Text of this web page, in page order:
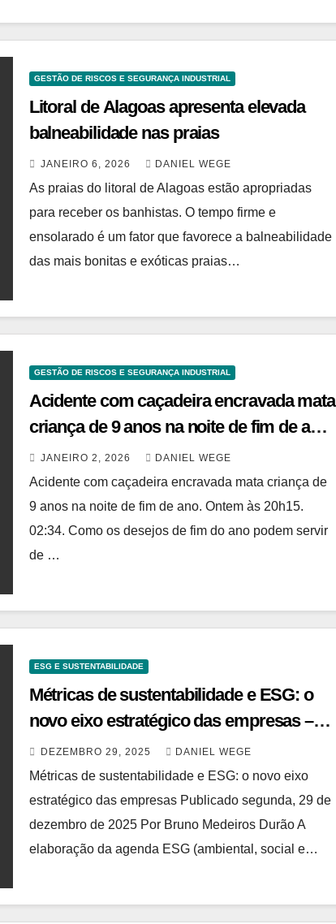
GESTÃO DE RISCOS E SEGURANÇA INDUSTRIAL
Litoral de Alagoas apresenta elevada
balneabilidade nas praias
JANEIRO 6, 2026 DANIEL WEGE
As praias do litoral de Alagoas estão apropriadas
para receber os banhistas. O tempo firme e
ensolarado é um fator que favorece a balneabilidade
das mais bonitas e exóticas praias…
GESTÃO DE RISCOS E SEGURANÇA INDUSTRIAL
Acidente com caçadeira encravada mata
criança de 9 anos na noite de fim de ano
– TVI
JANEIRO 2, 2026 DANIEL WEGE
Acidente com caçadeira encravada mata criança de
9 anos na noite de fim de ano. Ontem às 20h15.
02:34. Como os desejos de fim do ano podem servir
de …
ESG E SUSTENTABILIDADE
Métricas de sustentabilidade e ESG: o
novo eixo estratégico das empresas –
Correio Sudoeste – De fato, o melhor
Jornal
DEZEMBRO 29, 2025 DANIEL WEGE
Métricas de sustentabilidade e ESG: o novo eixo
estratégico das empresas Publicado segunda, 29 de
dezembro de 2025 Por Bruno Medeiros Durão A
elaboração da agenda ESG (ambiental, social e…